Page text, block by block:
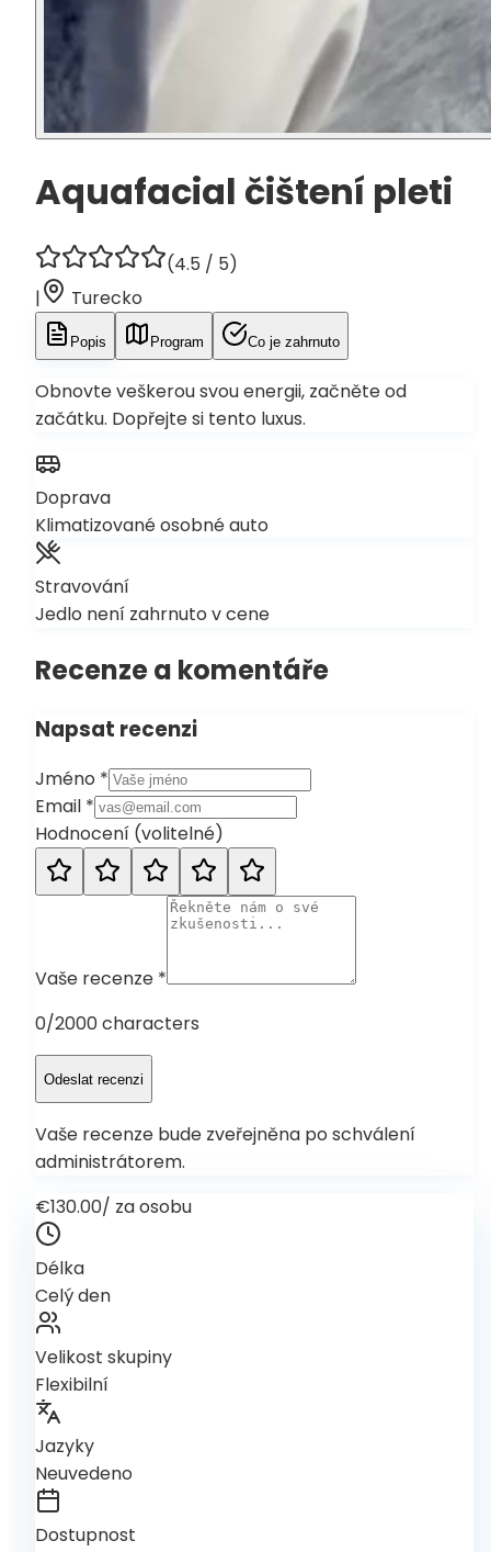
Aquafacial čištení pleti
(4.5 / 5)
|
Turecko
Popis Program Co je zahrnuto
Obnovte veškerou svou energii, začněte od
začátku. Dopřejte si tento luxus.
Doprava
Klimatizované osobné auto
Stravování
Jedlo není zahrnuto v cene
Recenze a komentáře
Napsat recenzi
Jméno *
Email *
Hodnocení (volitelné)
Vaše recenze *
0/2000 characters
Odeslat recenzi
Vaše recenze bude zveřejněna po schválení
administrátorem.
€130.00/ za osobu
Délka
Celý den
Velikost skupiny
Flexibilní
Jazyky
Neuvedeno
Dostupnost